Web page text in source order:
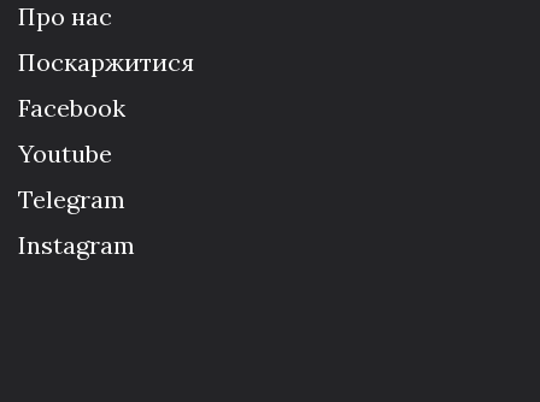
Про нас
Поскаржитися
Facebook
Youtube
Telegram
Instagram